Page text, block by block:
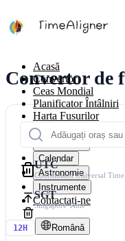
Acasă
Convertor
Ceas Mondial
Planificator Întâlniri
Harta Fusurilor
Calculatoare
Cronometre
Calendar
Astronomie
Instrumente
Contactați-ne
12H Română
Convertor de
UTC
Coordinated Universal Time
SGT
Singapore Time